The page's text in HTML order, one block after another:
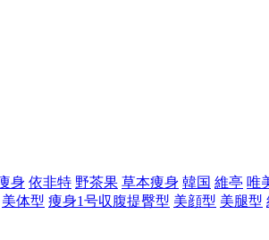
身 依非特 野茶果 草本痩身 韓国 維亭 唯
美体型 痩身1号収腹提臀型 美顔型 美腿型